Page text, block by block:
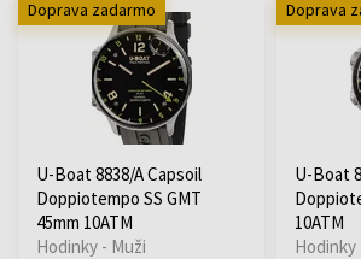
Doprava zadarmo
U-Boat 8838/A Capsoil
Doppiotempo SS GMT
45mm 10ATM
Hodinky - Muži
Doprava
U-Boat
10ATM
Hodinky